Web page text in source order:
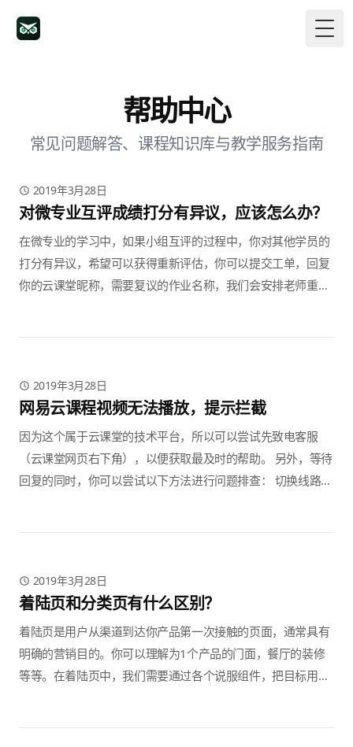
帮助中心
常见问题解答、课程知识库与教学服务指南
2019年3月28日
对微专业互评成绩打分有异议，应该怎么办？
在微专业的学习中，如果小组互评的过程中，你对其他学员的
打分有异议，希望可以获得重新评估，你可以提交工单，回复
你的云课堂昵称，需要复议的作业名称，我们会安排老师重新
2019年3月28日
网易云课程视频无法播放，提示拦截
因为这个属于云课堂的技术平台，所以可以尝试先致电客服
（云课堂网页右下角），以便获取最及时的帮助。 另外，等待
回复的同时，你可以尝试以下方法进行问题排查： 切换线路；
2019年3月28日
着陆页和分类页有什么区别？
着陆页是用户从渠道到达你产品第一次接触的页面，通常具有
明确的营销目的。你可以理解为1个产品的门面，餐厅的装修
等等。在着陆页中，我们需要通过各个说服组件，把目标用